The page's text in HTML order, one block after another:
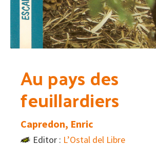
Au pays des
feuillardiers
Capredon, Enric
Editor : L’Ostal del Libre